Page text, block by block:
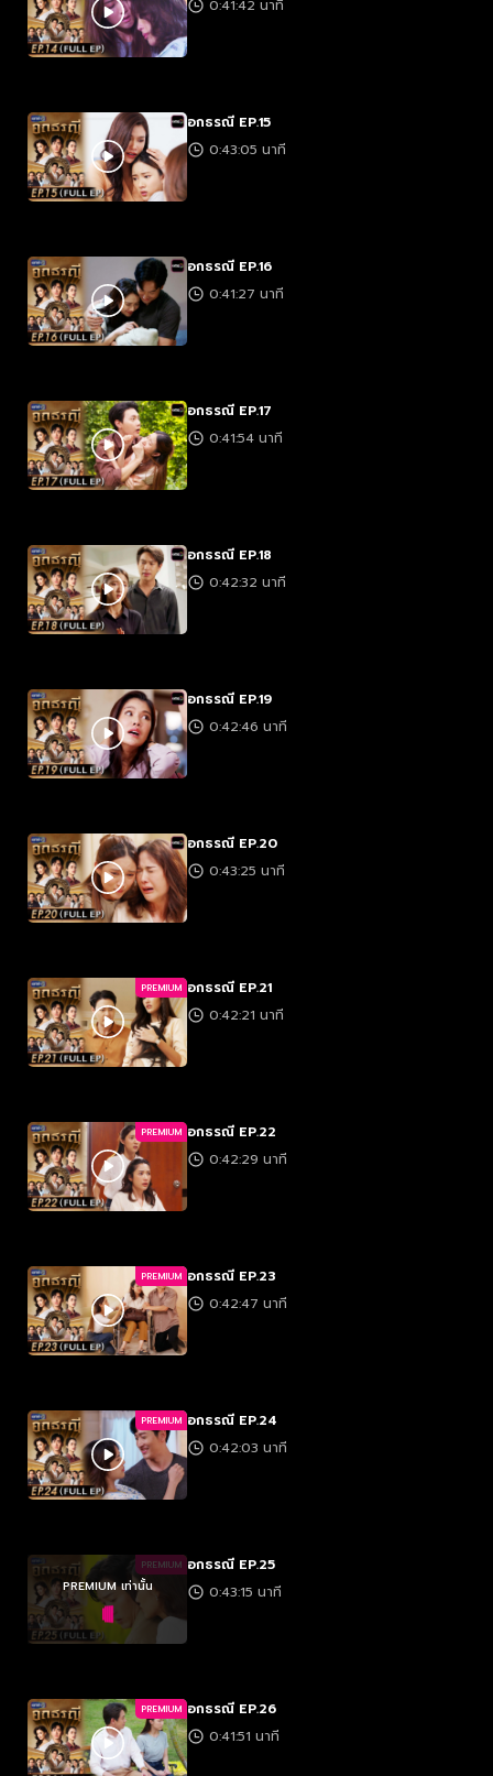
0:41:42 นาที
อกธรณี EP.15
0:43:05 นาที
อกธรณี EP.16
0:41:27 นาที
อกธรณี EP.17
0:41:54 นาที
อกธรณี EP.18
0:42:32 นาที
อกธรณี EP.19
0:42:46 นาที
อกธรณี EP.20
0:43:25 นาที
PREMIUM อกธรณี EP.21
0:42:21 นาที
PREMIUM อกธรณี EP.22
0:42:29 นาที
PREMIUM อกธรณี EP.23
0:42:47 นาที
PREMIUM อกธรณี EP.24
0:42:03 นาที
PREMIUM
PREMIUM เท่านั้น
อกธรณี EP.25
0:43:15 นาที
PREMIUM อกธรณี EP.26
0:41:51 นาที